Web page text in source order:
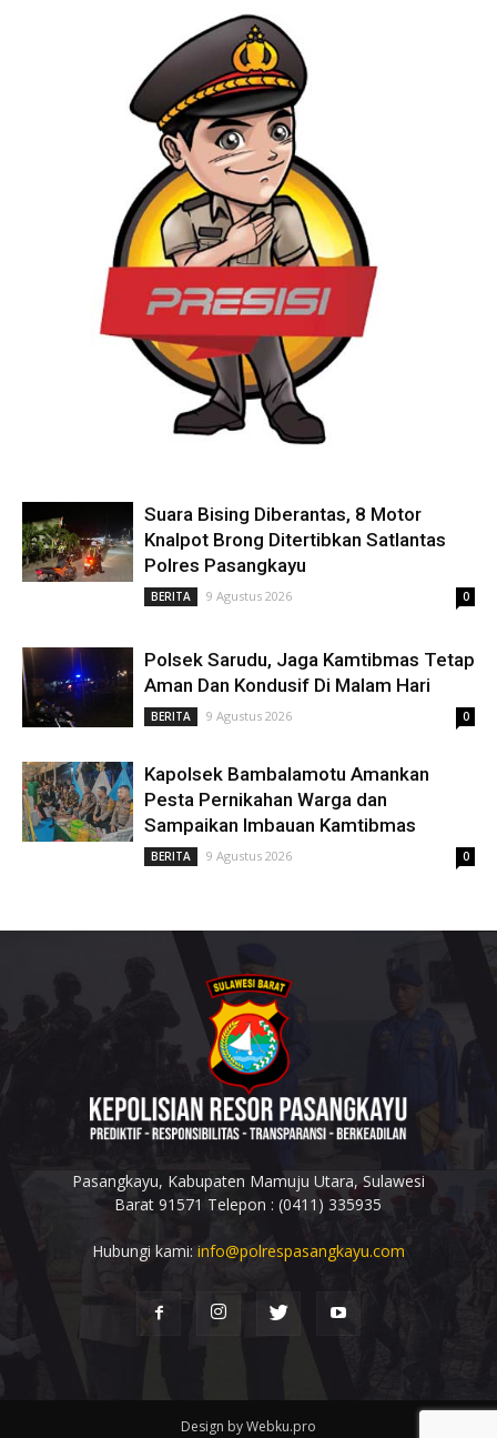
Suara Bising Diberantas, 8 Motor
Knalpot Brong Ditertibkan Satlantas
Polres Pasangkayu
BERITA 9 Agustus 2026 0
Polsek Sarudu, Jaga Kamtibmas Tetap
Aman Dan Kondusif Di Malam Hari
BERITA 9 Agustus 2026 0
Kapolsek Bambalamotu Amankan
Pesta Pernikahan Warga dan
Sampaikan Imbauan Kamtibmas
BERITA 9 Agustus 2026 0
Pasangkayu, Kabupaten Mamuju Utara, Sulawesi
Barat 91571 Telepon : (0411) 335935
Hubungi kami: info@polrespasangkayu.com
Design by Webku.pro